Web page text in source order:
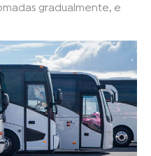
gradualmente, e